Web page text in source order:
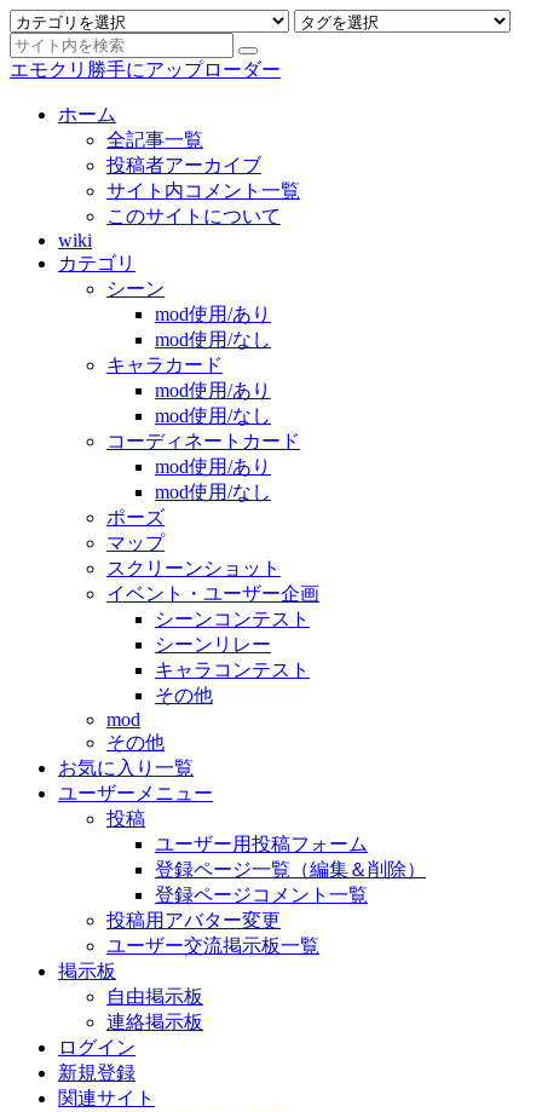
エモクリ勝手にアップローダー
ホーム
全記事一覧
投稿者アーカイブ
サイト内コメント一覧
このサイトについて
wiki
カテゴリ
シーン
mod使用/あり
mod使用/なし
キャラカード
mod使用/あり
mod使用/なし
コーディネートカード
mod使用/あり
mod使用/なし
ポーズ
マップ
スクリーンショット
イベント・ユーザー企画
シーンコンテスト
シーンリレー
キャラコンテスト
その他
mod
その他
お気に入り一覧
ユーザーメニュー
投稿
ユーザー用投稿フォーム
登録ページ一覧（編集＆削除）
登録ページコメント一覧
投稿用アバター変更
ユーザー交流掲示板一覧
掲示板
自由掲示板
連絡掲示板
ログイン
新規登録
関連サイト